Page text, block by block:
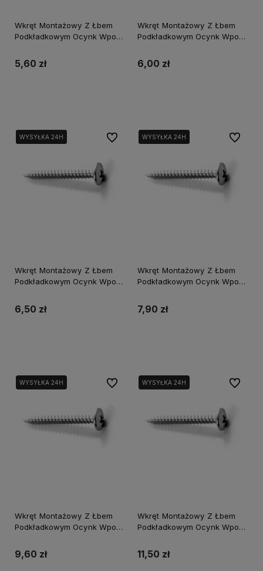
Wkręt Montażowy Z Łbem
Podkładkowym Ocynk Wpo-
5,60 zł
Wkręt Montażowy Z Łbem
Podkładkowym Ocynk Wpo-
6,00 zł
WYSYŁKA 24H
WYSYŁKA 24H
Wkręt Montażowy Z Łbem
Podkładkowym Ocynk Wpo-
6,50 zł
Do ulubionychWYSYŁKA 24H
WYSYŁKA 24H
Wkręt Montażowy Z Łbem
Podkładkowym Ocynk Wpo-
7,90 zł
Do
WYSYŁKA 24H
Wkręt Montażowy Z Łbem
Podkładkowym Ocynk Wpo-
9,60 zł
Do ulubionychWYSYŁKA 24H
Wkręt Montażowy Z Łbem
Podkładkowym Ocynk Wpo-
11,50 zł
Do